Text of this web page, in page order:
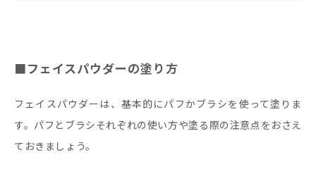
■フェイスパウダーの塗り方
フェイスパウダーは、基本的にパフかブラシを使って塗りま
す。パフとブラシそれぞれの使い方や塗る際の注意点をおさえ
ておきましょう。